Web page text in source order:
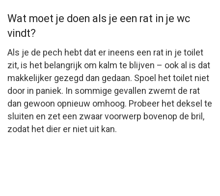
Wat moet je doen als je een rat in je wc
vindt?
Als je de pech hebt dat er ineens een rat in je toilet
zit, is het belangrijk om kalm te blijven – ook al is dat
makkelijker gezegd dan gedaan. Spoel het toilet niet
door in paniek. In sommige gevallen zwemt de rat
dan gewoon opnieuw omhoog. Probeer het deksel te
sluiten en zet een zwaar voorwerp bovenop de bril,
zodat het dier er niet uit kan.